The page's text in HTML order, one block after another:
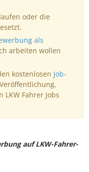
oder die
als
arbeiten wollen
kostenlosen Job-
Fahrer Jobs
auf LKW-Fahrer-